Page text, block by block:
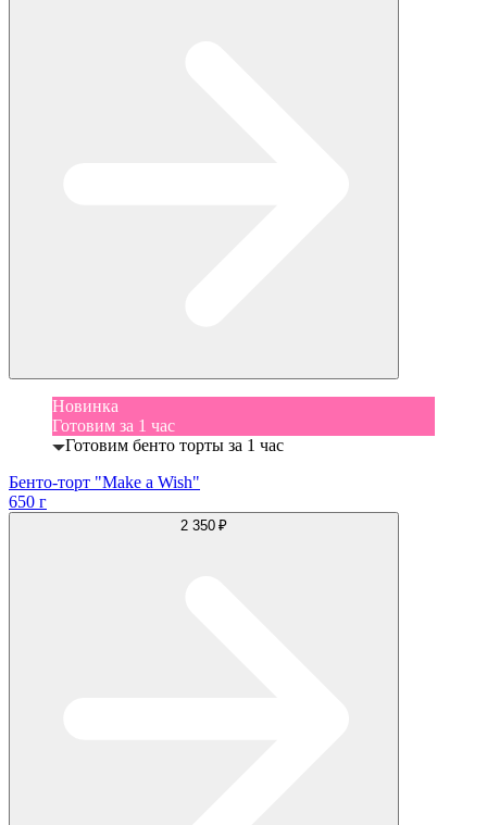
Новинка
Готовим за 1 час
Готовим бенто торты за 1 час
Бенто-торт "Make a Wish"
650 г
2 350 ₽